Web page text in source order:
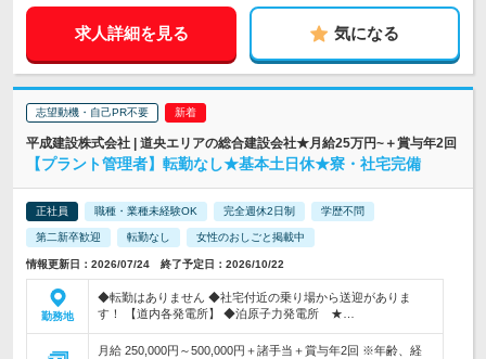
求人詳細を見る 気になる
志望動機・自己PR不要
平成建設株式会社 | 道央エリアの総合建設会社★月給25万円~＋賞与年2回
【プラント管理者】転勤なし★基本土日休★寮・社宅完備
正社員 職種・業種未経験OK 完全週休2日制 学歴不問
第二新卒歓迎 転勤なし 女性のおしごと掲載中
情報更新日：2026/07/24 終了予定日：2026/10/22
勤務地
◆転勤はありません ◆社宅付近の乗り場から送迎がありま
す！ 【道内各発電所】 ◆泊原子力発電所 ★…
月給 250,000円～500,000円＋諸手当＋賞与年2回 ※年齢、経